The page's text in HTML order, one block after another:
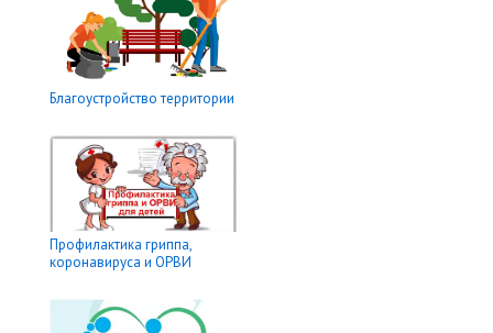
Благоустройство территории
Профилактика гриппа,
коронавируса и ОРВИ